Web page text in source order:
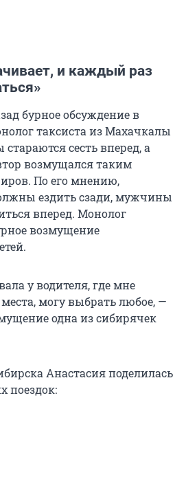
и каждый раз
бурное обсуждение в
таксиста из Махачкалы
сесть вперед, а
возмущался таким
По его мнению,
ездить сзади, мужчины
вперед. Монолог
возмущение
у водителя, где мне
могу выбрать любое, —
одна из сибирячек
Анастасия поделилась
поездок: